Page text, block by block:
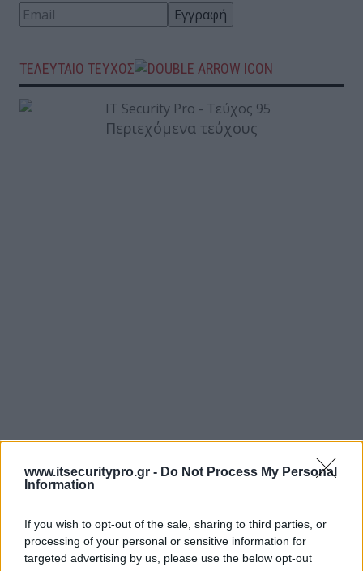
www.itsecuritypro.gr - Do Not Process My Personal
Information
If you wish to opt-out of the sale, sharing to third parties, or
processing of your personal or sensitive information for
targeted advertising by us, please use the below opt-out
ΤΕΛΕΥΤΑΙΟ ΤΕΥΧΟΣ
Περιεχόμενα τεύχους